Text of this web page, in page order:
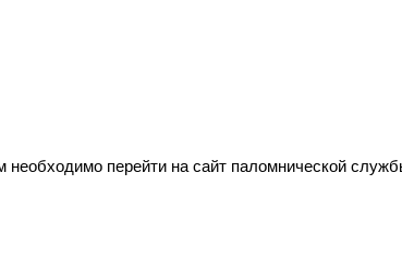
перейти на сайт паломнической